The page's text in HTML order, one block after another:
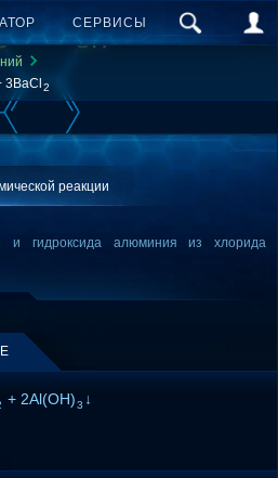
СЕРВИСЫ
3BaCl 2
реакции
и гидроксида алюминия из хлорида
+ 2Al(OH)3 ↓